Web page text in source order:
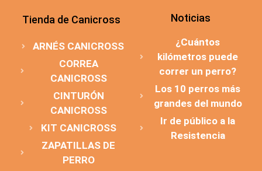
Tienda de Canicross
ARNÉS CANICROSS
CORREA
CANICROSS
CINTURÓN
CANICROSS
KIT CANICROSS
ZAPATILLAS DE
PERRO
Noticias
¿Cuántos
kilómetros puede
correr un perro?
Los 10 perros más
grandes del mundo
Ir de público a la
Resistencia